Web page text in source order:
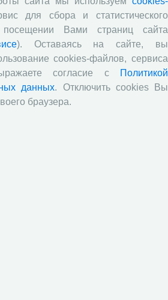
социологического опроса
области в июне 2026 года
науки в регионе: круглый
Санкт‑Петербурга и
Все сообщения »
для сбора и статистического
Вами страниц сайта
). Оставаясь на сайте, вы
cookies-файлов, сервиса
согласие с
Политикой
данных. Отключить cookies Вы
браузера.